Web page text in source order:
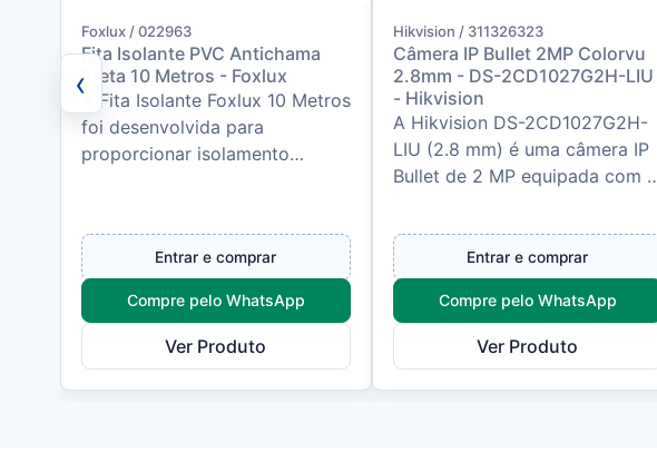
‹
Foxlux / 022963
Fita Isolante PVC Antichama
Preta 10 Metros - Foxlux
A Fita Isolante Foxlux 10 Metros
foi desenvolvida para
proporcionar isolamento
instalações d...
Entrar e comprar
Compre pelo WhatsApp
Ver Produto
Hikvision / 311326323
Câmera IP Bullet 2MP Colorvu
2.8mm - DS-2CD1027G2H-LIU
- Hikvision
A Hikvision DS-2CD1027G2H-
LIU (2.8 mm) é uma câmera IP
Bullet de 2 MP equipada com a
fornecer imagens coloridas 2...
Entrar e comprar
Compre pelo WhatsApp
Ver Produto